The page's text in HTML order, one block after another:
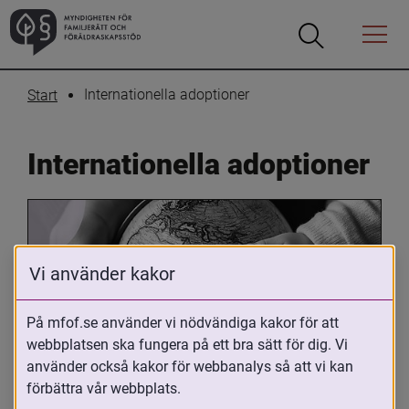
Öppna
Öppna
Menyn
Start Internationella adoptioner
Internationella adoptioner
Oavsett om du är adopterad,
adoptivförälder eller arbetar med
Vi använder kakor
På mfof.se använder vi nödvändiga kakor för att
webbplatsen ska fungera på ett bra sätt för dig. Vi
använder också kakor för webbanalys så att vi kan
förbättra vår webbplats.